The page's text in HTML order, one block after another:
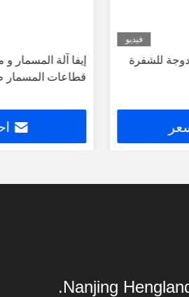
فيديو
للشفرة
إيفا آلة المسمار
قطاعات المسمار
Nanjing